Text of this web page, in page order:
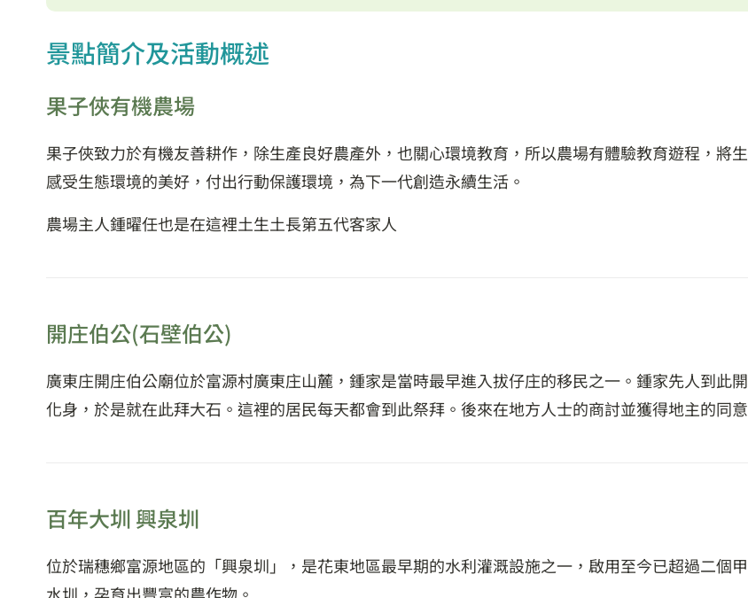
景點簡介及活動概述
果子俠有機農場
果子俠致力於有機友善耕作，除生產良好農產外，也關心環境教育，所以農場有體驗教育遊程，將
感受生態環境的美好，付出行動保護環境，為下一代創造永續生活。
農場主人鍾曜任也是在這裡土生土長第五代客家人
開庄伯公(石壁伯公)
廣東庄開庄伯公廟位於富源村廣東庄山麓，鍾家是當時最早進入拔仔庄的移民之一。鍾家先人到此
化身，於是就在此拜大石。這裡的居民每天都會到此祭拜。後來在地方人士的商討並獲得地主的同
百年大圳 興泉圳
位於瑞穗鄉富源地區的「興泉圳」，是花東地區最早期的水利灌溉設施之一，啟用至今已超過二個